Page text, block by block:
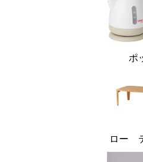
ポ
ロー